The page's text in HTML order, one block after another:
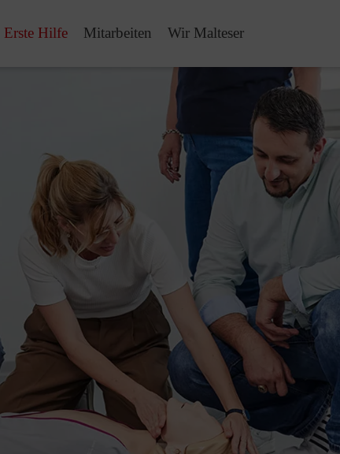
Erste Hilfe Mitarbeiten Wir Malteser